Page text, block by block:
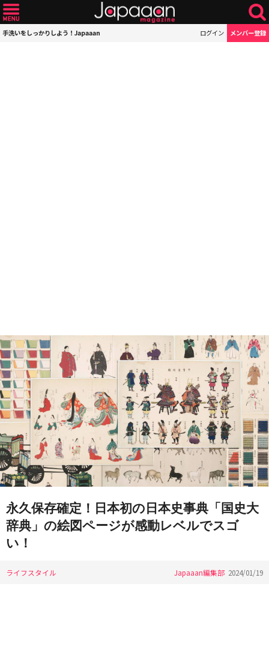
手洗いをしっかりしよう！Japaaan ログイン メンバー登録
永久保存確定！日本初の日本史事典「国史大
辞典」の絵図ページが感動レベルでスゴ
い！
ライフスタイル Japaaan編集部 2024/01/19